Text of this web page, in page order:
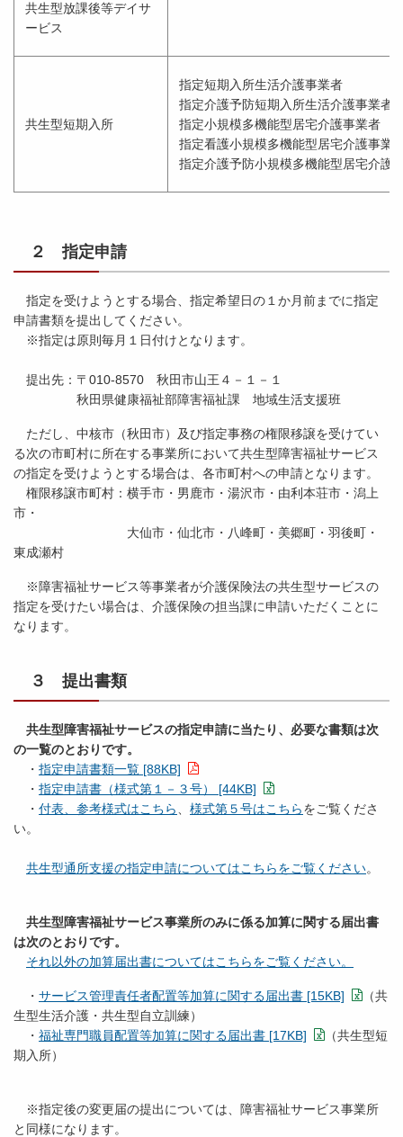
共生型放課後等デイサ
ービス
共生型短期入所
指定短期入所生活介護事業者
指定介護予防短期入所生活介護事業者
指定小規模多機能型居宅介護事業者
指定看護小規模多機能型居宅介護事業
指定介護予防小規模多機能型居宅介護
２ 指定申請
指定を受けようとする場合、指定希望日の１か月前までに指定
申請書類を提出してください。
※指定は原則毎月１日付けとなります。
提出先：〒010-8570 秋田市山王４－１－１
秋田県健康福祉部障害福祉課 地域生活支援班
ただし、中核市（秋田市）及び指定事務の権限移譲を受けてい
る次の市町村に所在する事業所において共生型障害福祉サービス
の指定を受けようとする場合は、各市町村への申請となります。
権限移譲市町村：横手市・男鹿市・湯沢市・由利本荘市・潟上
市・
大仙市・仙北市・八峰町・美郷町・羽後町・
東成瀬村
※障害福祉サービス等事業者が介護保険法の共生型サービスの
指定を受けたい場合は、介護保険の担当課に申請いただくことに
なります。
３ 提出書類
共生型障害福祉サービスの指定申請に当たり、必要な書類は次
の一覧のとおりです。
・ 指定申請書類一覧 [88KB]
・ 指定申請書（様式第１－３号） [44KB]
・ 付表、参考様式はこちら 様式第５号はこちらをご覧くださ
い。
共生型通所支援の指定申請についてはこちらをご覧ください。
共生型障害福祉サービス事業所のみに係る加算に関する届出書
は次のとおりです。
それ以外の加算届出書についてはこちらをご覧ください。
・ サービス管理責任者配置等加算に関する届出書 [15KB]
（共
生型生活介護・共生型自立訓練）
・ 福祉専門職員配置等加算に関する届出書 [17KB]
（共生型短
期入所）
※指定後の変更届の提出については、障害福祉サービス事業所
と同様になります。